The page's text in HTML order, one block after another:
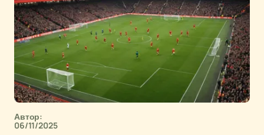
Автор:
06/11/2025